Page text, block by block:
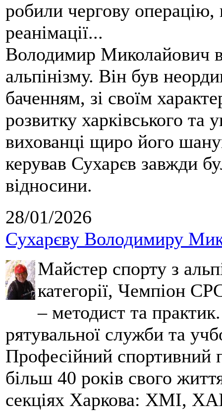
робили чергову операцію,
реанімації...
Володимир Миколайович
альпінізму. Він був
баченням, зі своїм
розвитку харківського та
вихованці щиро його
керував Сухарєв завжди
відносини.
28/01/2026
Сухарєву Володимиру
Майстер спорту з
категорії, Чемпіон
– методист та
рятувальної служби та
Професійний спортивний
більш 40 років свого
секціях Харкова: ХМІ,